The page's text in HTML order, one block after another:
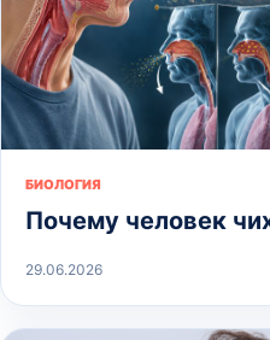
БИОЛОГИЯ
Почему человек
29.06.2026